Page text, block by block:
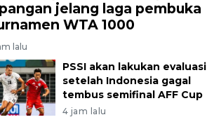
jelang laga pembuka
WTA 1000
lalu
PSSI akan lakukan evaluasi
setelah Indonesia gagal
tembus semifinal AFF Cup
4 jam lalu